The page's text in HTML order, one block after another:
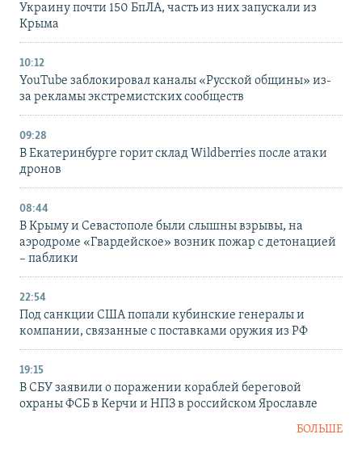
Украину почти 150 БпЛА, часть из них запускали из
Крыма
10:12
YouTube заблокировал каналы «Русской общины» из-
за рекламы экстремистских сообществ
09:28
В Екатеринбурге горит склад Wildberries после атаки
дронов
08:44
В Крыму и Севастополе были слышны взрывы, на
аэродроме «Гвардейское» возник пожар с детонацией
– паблики
22:54
Под санкции США попали кубинские генералы и
компании, связанные с поставками оружия из РФ
19:15
В СБУ заявили о поражении кораблей береговой
охраны ФСБ в Керчи и НПЗ в российском Ярославле
БОЛЬШЕ